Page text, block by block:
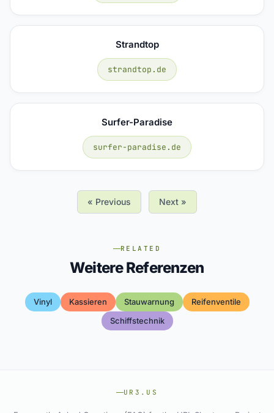
Strandtop
strandtop.de
Surfer-Paradise
surfer-paradise.de
« Previous Next »
RELATED
Weitere Referenzen
Vinyl Kassieren Stauwarnung
Reifenventile
Schiffstechnik
UR3.US